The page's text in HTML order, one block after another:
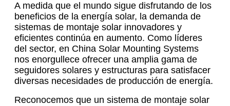
A medida que el mundo sigue disfrutando de los
beneficios de la energía solar, la demanda de
sistemas de montaje solar innovadores y
eficientes continúa en aumento. Como líderes
del sector, en China Solar Mounting Systems
nos enorgullece ofrecer una amplia gama de
seguidores solares y estructuras para satisfacer
diversas necesidades de producción de energía.
Reconocemos que un sistema de montaje solar